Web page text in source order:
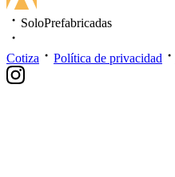
SoloPrefabricadas
Cotiza Política de privacidad